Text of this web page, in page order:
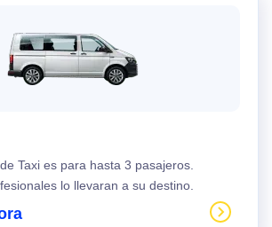
Taxi es para hasta 3 pasajeros.
lo llevaran a su destino.